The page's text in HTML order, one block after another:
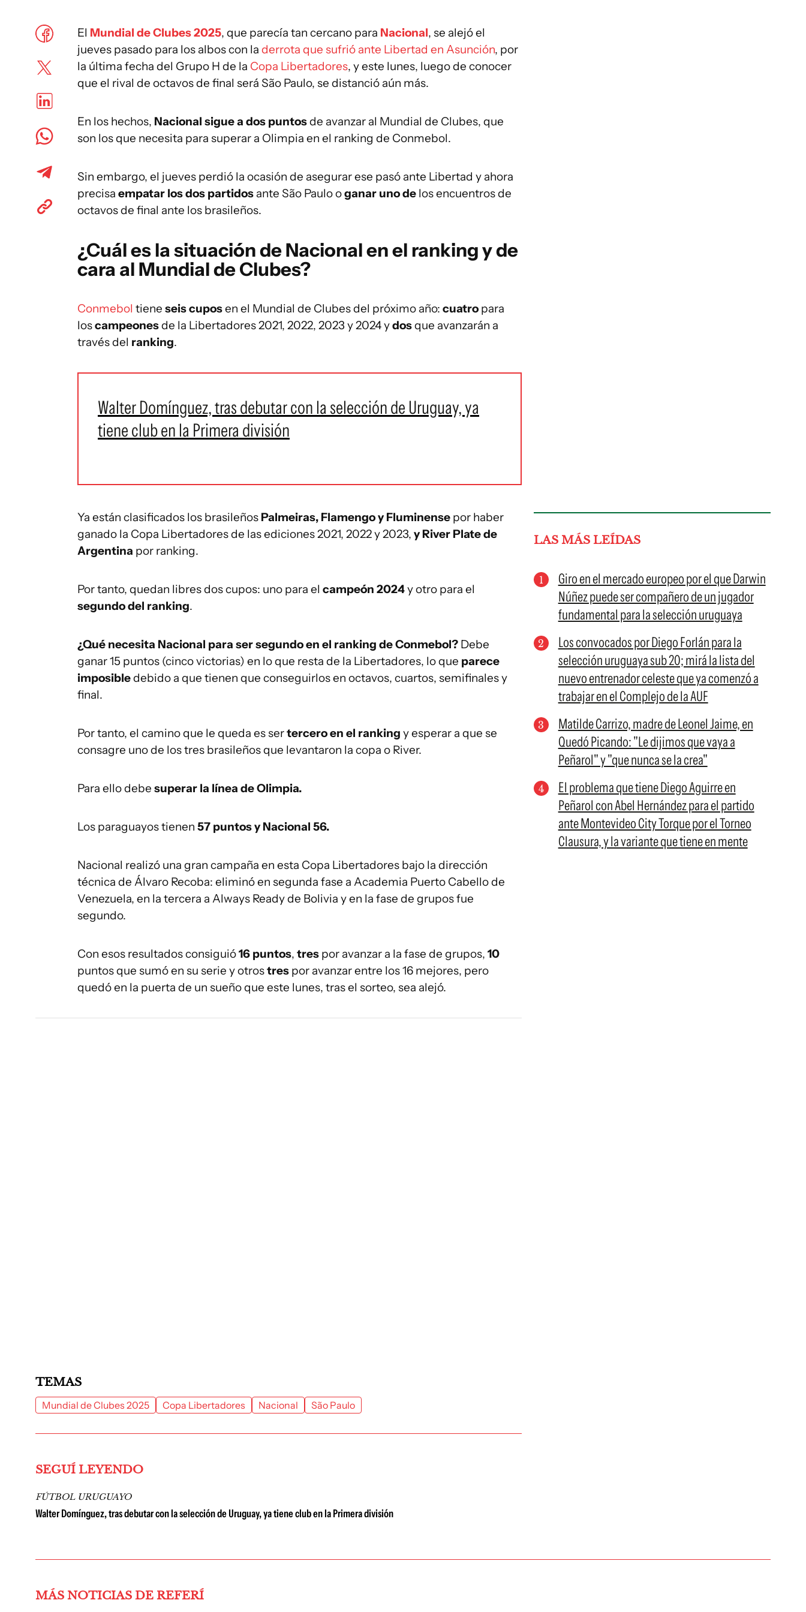
El Mundial de Clubes 2025, que parecía tan cercano para Nacional, se alejó el
jueves pasado para los albos con la derrota que sufrió ante Libertad en Asunción, por
la última fecha del Grupo H de la Copa Libertadores, y este lunes, luego de conocer
que el rival de octavos de final será São Paulo, se distanció aún más.
En los hechos, Nacional sigue a dos puntosde avanzar al Mundial de Clubes, que
son los que necesita para superar a Olimpia en el ranking de Conmebol.
Sin embargo, el jueves perdió la ocasión de asegurar ese pasó ante Libertad y ahora
precisa empatar los dos partidos ante São Paulo oganar uno de los encuentros de
octavos de final ante los brasileños.
¿Cuál es la situación de Nacional en el ranking y de
cara al Mundial de Clubes?
Conmebol tiene seis cuposen el Mundial de Clubes del próximo año: cuatro para
loscampeonesde la Libertadores 2021, 2022, 2023 y 2024 ydosque avanzarán a
través del ranking.
Walter Domínguez, tras debutar con la selección de Uruguay, ya
tiene club en la Primera división
Ya están clasificados los brasileños Palmeiras, Flamengo y Fluminense por haber
ganado la Copa Libertadores de las ediciones 2021, 2022 y 2023, y River Plate de
Argentina por ranking.
Por tanto, quedan libres dos cupos: uno para el campeón 2024y otro para el
segundo del ranking.
¿Qué necesita Nacional para ser segundo en el ranking de Conmebol? Debe
ganar 15 puntos (cinco victorias) en lo que resta de la Libertadores, lo que parece
imposibledebido a que tienen que conseguirlos en octavos, cuartos, semifinales y
final.
Por tanto, el camino que le queda es sertercero en el ranking y esperar a que se
consagre uno de los tres brasileños que levantaron la copa o River.
Para ello debe superar la línea de Olimpia.
Los paraguayos tienen 57 puntos y Nacional 56.
Nacional realizó una gran campaña en esta Copa Libertadores bajo la dirección
técnica de Álvaro Recoba: eliminó en segunda fase a Academia Puerto Cabello de
Venezuela, en la tercera a Always Ready de Bolivia y en la fase de grupos fue
segundo.
Con esos resultados consiguió16 puntos, tres por avanzar a la fase de grupos, 10
puntos que sumó en su serie y otrostres por avanzar entre los 16 mejores, pero
quedó en la puerta de un sueño que este lunes, tras el sorteo, sea alejó.
LAS MÁS LEÍDAS
Giro en el mercado europeo por el que Darwin
Núñez puede ser compañero de un jugador
fundamental para la selección uruguaya
Los convocados por Diego Forlán para la
selección uruguaya sub 20; mirá la lista del
nuevo entrenador celeste que ya comenzó a
trabajar en el Complejo de la AUF
Matilde Carrizo, madre de Leonel Jaime, en
Quedó Picando: "Le dijimos que vaya a
Peñarol" y "que nunca se la crea"
El problema que tiene Diego Aguirre en
Peñarol con Abel Hernández para el partido
ante Montevideo City Torque por el Torneo
Clausura, y la variante que tiene en mente
TEMAS
Mundial de Clubes 2025 Copa Libertadores Nacional São Paulo
SEGUÍ LEYENDO
FÚTBOL URUGUAYO
Walter Domínguez, tras debutar con la selección de Uruguay, ya tiene club en la Primera división
MÁS NOTICIAS DE REFERÍ